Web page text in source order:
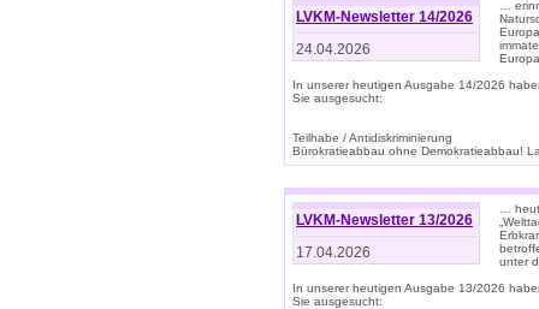
LVKM-Newsletter 14/2026
24.04.2026
…
In unserer heutigen Ausgabe 14/2026
Sie ausgesucht:
Teilhabe / Antidiskriminierung
Bürokratieabbau ohne Demokratieabbau!
LVKM-Newsletter 13/2026
17.04.2026
…
unter
In unserer heutigen Ausgabe 13/2026
Sie ausgesucht: